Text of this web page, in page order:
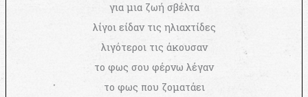
για μια ζωή σβέλτα
λίγοι είδαν τις ηλιαχτίδες
λιγότεροι τις άκουσαν
το φως σου φέρνω λέγαν
το φως που ζοματάει